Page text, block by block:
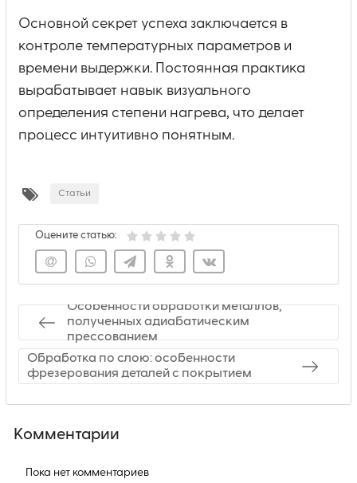
Основной секрет успеха заключается в
контроле температурных параметров и
времени выдержки. Постоянная практика
вырабатывает навык визуального
определения степени нагрева, что делает
процесс интуитивно понятным.
Статьи
Оцените статью:
Особенности обработки металлов,
полученных адиабатическим
прессованием
Обработка по слою: особенности
фрезерования деталей с покрытием
Комментарии
Пока нет комментариев